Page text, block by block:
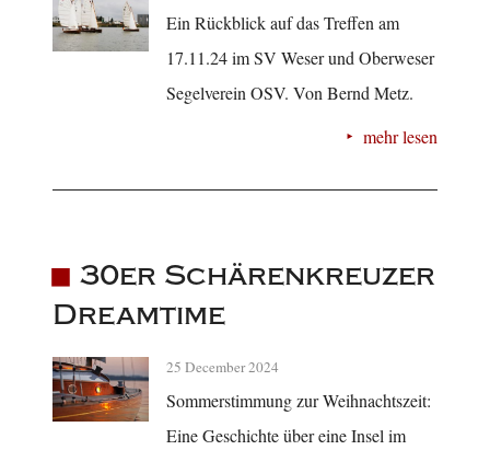
Ein Rückblick auf das Treffen am
17.11.24 im SV Weser und Oberweser
Segelverein OSV. Von Bernd Metz.
mehr lesen
30er Schärenkreuzer
Dreamtime
25 December 2024
Sommerstimmung zur Weihnachtszeit:
Eine Geschichte über eine Insel im